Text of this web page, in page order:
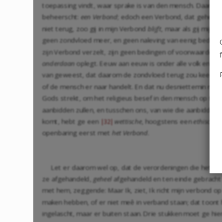
toepassing vindt, waar sprake is van den mensch.
beheerscht: een Verbond ; edoch een Verbond, dat
niet terug, zoo gij in mijn Verbond blijft , maar als gij mijn
geen zondvloed meer, en geen naleving van eenig
zijn Verbond verzelt, zijn geen bedingen of voorwaarden,
onderdaan oplegt. Eeuw aan eeuw is onder alle volk en
van geweest, dat daarom de zondvloed terug zou
of de mensch er naar handelt. En dat nu desniettemin
Gods strekt, om het religieus besef in den mensch op te
aanbidden zullen, en tusschen ons, van wie die
komt, hebt ge een
|32| wettische, hoogstens eenethische
openbaring eerst met het Verbond
Let er daarom wel op, dat de verordeningen die het
ze afgehandeld, geheel afgehandeld en ten einde
met hem, zeggende: Maar Ik, ziet, Ik richt mijn verbond
maken hebben, of er niet meê in verband staan; dat
ingelascht, maar er buiten staan. Drie stukken moet ge